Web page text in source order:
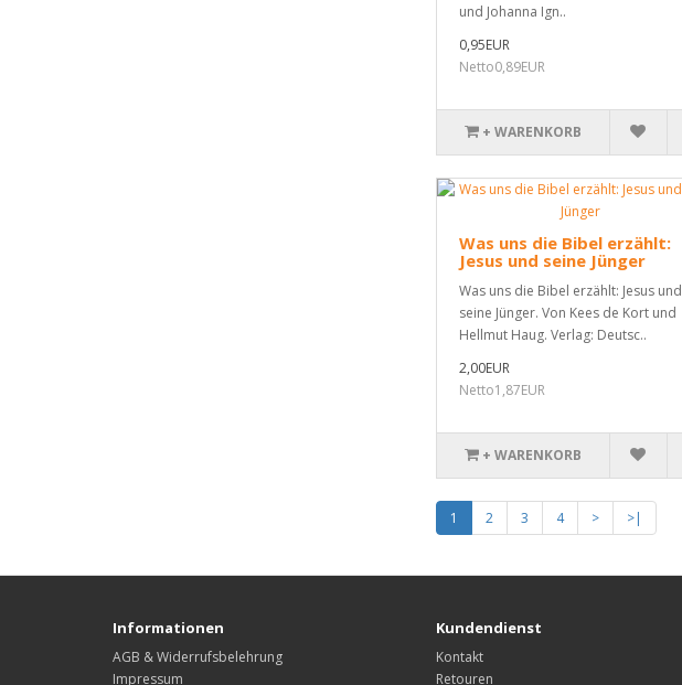
und Johanna Ign..
0,95EUR
Netto0,89EUR
+ WARENKORB
Was uns die Bibel erzählt:
Jesus und seine Jünger
Was uns die Bibel erzählt: Jesus und
seine Jünger. Von Kees de Kort und
Hellmut Haug. Verlag: Deutsc..
2,00EUR
Netto1,87EUR
+ WARENKORB
1 2 3 4 > >|
Informationen
AGB & Widerrufsbelehrung
Impressum
Kundendienst
Kontakt
Retouren